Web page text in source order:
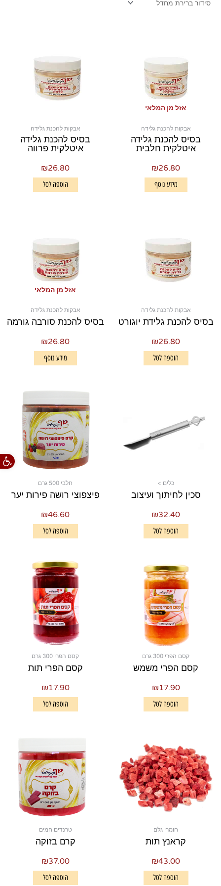
פתח
אזל מן המלאי
אבקות להכנת גלידה
בסיס להכנת גלידה
איטלקית חלבית
₪26.80
מידע נוסף
אבקות להכנת גלידה
בסיס להכנת גלידה
איטלקית פרווה
₪26.80
הוספה לסל
אבקות להכנת גלידה
בסיס להכנת גלידת יוגורט
₪26.80
הוספה לסל
אזל מן המלאי
אבקות להכנת גלידה
בסיס להכנת סורבה גורמה
₪26.80
מידע נוסף
כלים >
סכין לחיתוך ועיצוב
₪32.40
הוספה לסל
חלבי 500 גרם
פיצפוצי רושה פירות יער
₪46.60
הוספה לסל
קסם הפרי 300 גרם
קסם הפרי משמש
₪17.90
הוספה לסל
קסם הפרי 300 גרם
קסם הפרי תות
₪17.90
הוספה לסל
חומרי גלם
קראנץ תות
₪43.00
הוספה לסל
טרנדים חמים
קרם בזוקה
₪37.00
הוספה לסל